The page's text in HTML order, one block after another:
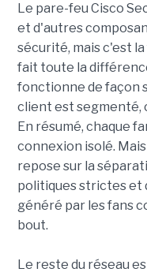
Le pare-feu Cisco
et d'autres
sécurité, mais c'est
fait toute la
fonctionne de façon
client est segmenté,
En résumé, chaque
connexion isolé.
repose sur la
politiques strictes et
généré par les fans
bout.
Le reste du réseau